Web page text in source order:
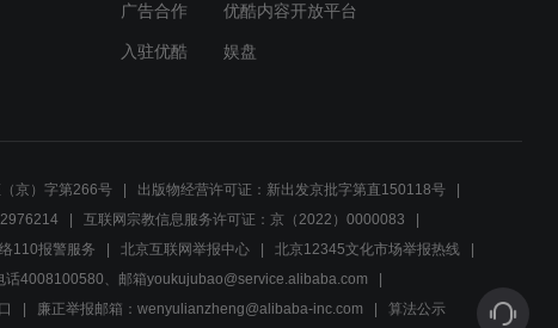
高洁与心机女宣战
02:48
致敬和抄袭的区别在哪里呢
广告合作 优酷内容开放平台
入驻优酷 娱盘
京）字第266号
出版物经营许可证：新出发京批字第直150118号
互联网宗教信息服务许可证：京（2022）0000083
110报警服务 北京互联网举报中心
北京12345文化市场举报热线
话4008100580、邮箱youkujubao@service.alibaba.com
廉正举报邮箱：wenyulianzheng@alibaba-inc.com 算法公示